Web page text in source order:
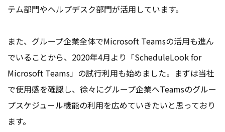
テム部門やヘルプデスク部門が活用しています。
また、グループ企業全体でMicrosoft Teamsの活用も進ん
でいることから、2020年4月より「ScheduleLook for
Microsoft Teams」の試行利用も始めました。まずは当社
で使用感を確認し、徐々にグループ企業へTeamsのグルー
プスケジュール機能の利用を広めていきたいと思っており
ます。